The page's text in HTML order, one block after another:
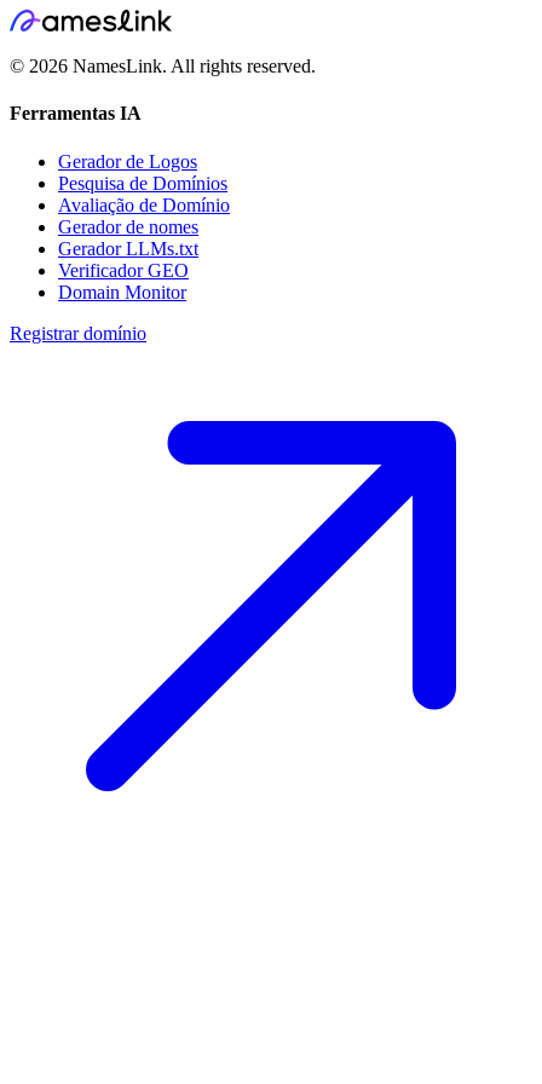
© 2026 NamesLink. All rights reserved.
Ferramentas IA
Gerador de Logos
Pesquisa de Domínios
Avaliação de Domínio
Gerador de nomes
Gerador LLMs.txt
Verificador GEO
Domain Monitor
Registrar domínio